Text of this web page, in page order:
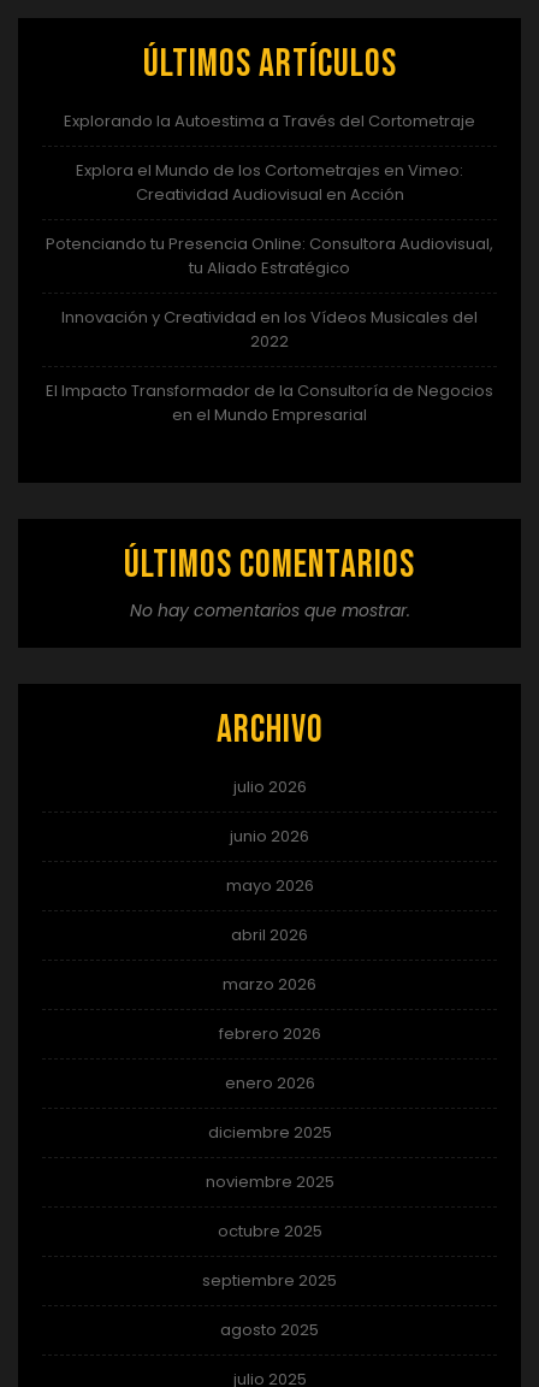
Últimos artículos
Explorando la Autoestima a Través del Cortometraje
Explora el Mundo de los Cortometrajes en Vimeo:
Creatividad Audiovisual en Acción
Potenciando tu Presencia Online: Consultora Audiovisual,
tu Aliado Estratégico
Innovación y Creatividad en los Vídeos Musicales del
2022
El Impacto Transformador de la Consultoría de Negocios
en el Mundo Empresarial
Últimos comentarios
No hay comentarios que mostrar.
Archivo
julio 2026
junio 2026
mayo 2026
abril 2026
marzo 2026
febrero 2026
enero 2026
diciembre 2025
noviembre 2025
octubre 2025
septiembre 2025
agosto 2025
julio 2025